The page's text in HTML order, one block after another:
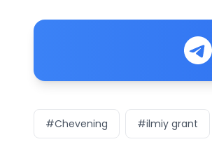
#Chevening #ilmiy grant